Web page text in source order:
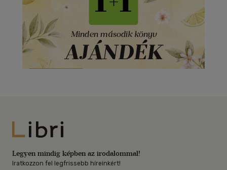
Libri
Legyen mindig képben az irodalommal!
Iratkozzon fel legfrissebb híreinkért!